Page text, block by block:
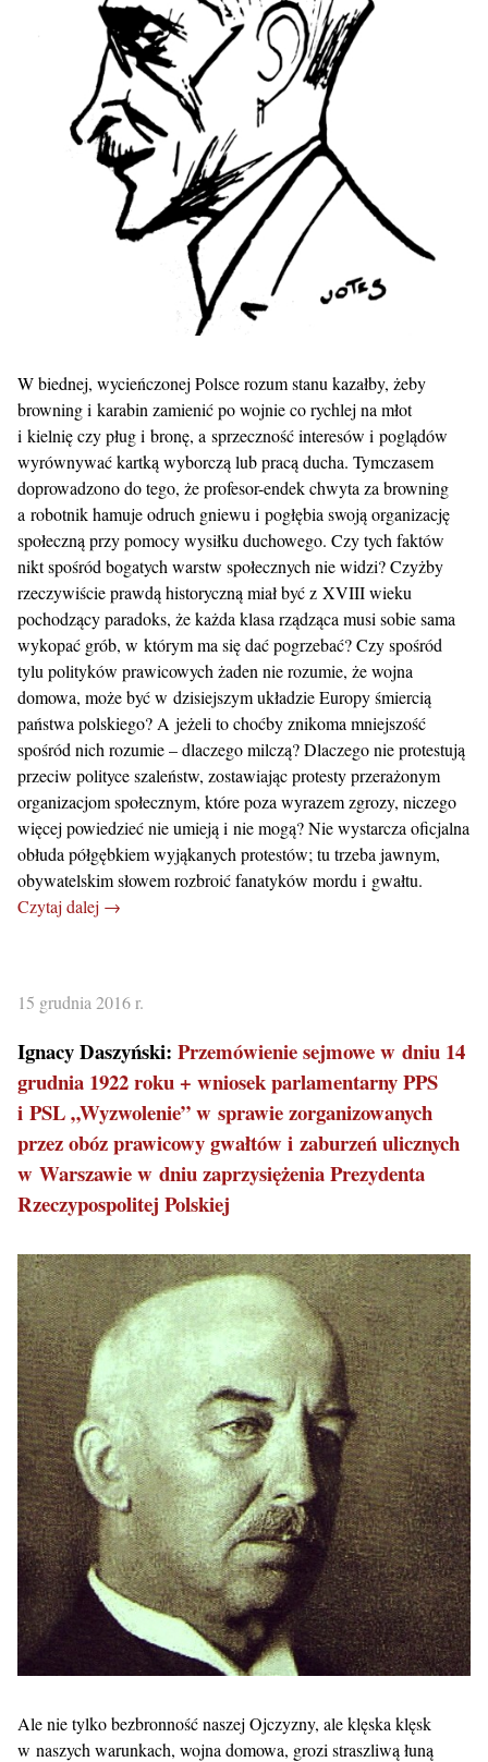
W biednej, wycieńczonej Polsce rozum stanu kazałby, żeby
browning i karabin zamienić po wojnie co rychlej na młot
i kielnię czy pług i bronę, a sprzeczność interesów i poglądów
wyrównywać kartką wyborczą lub pracą ducha. Tymczasem
doprowadzono do tego, że profesor-endek chwyta za browning
a robotnik hamuje odruch gniewu i pogłębia swoją organizację
społeczną przy pomocy wysiłku duchowego. Czy tych faktów
nikt spośród bogatych warstw społecznych nie widzi? Czyżby
rzeczywiście prawdą historyczną miał być z XVIII wieku
pochodzący paradoks, że każda klasa rządząca musi sobie sama
wykopać grób, w którym ma się dać pogrzebać? Czy spośród
tylu polityków prawicowych żaden nie rozumie, że wojna
domowa, może być w dzisiejszym układzie Europy śmiercią
państwa polskiego? A jeżeli to choćby znikoma mniejszość
spośród nich rozumie – dlaczego milczą? Dlaczego nie protestują
przeciw polityce szaleństw, zostawiając protesty przerażonym
organizacjom społecznym, które poza wyrazem zgrozy, niczego
więcej powiedzieć nie umieją i nie mogą? Nie wystarcza oficjalna
obłuda półgębkiem wyjąkanych protestów; tu trzeba jawnym,
obywatelskim słowem rozbroić fanatyków mordu i gwałtu.
Czytaj dalej →
15 grudnia 2016 r.
Ignacy Daszyński: Przemówienie sejmowe w dniu 14
grudnia 1922 roku + wniosek parlamentarny PPS
i PSL „Wyzwolenie” w sprawie zorganizowanych
przez obóz prawicowy gwałtów i zaburzeń ulicznych
w Warszawie w dniu zaprzysiężenia Prezydenta
Rzeczypospolitej Polskiej
Ale nie tylko bezbronność naszej Ojczyzny, ale klęska klęsk
w naszych warunkach, wojna domowa, grozi straszliwą łuną